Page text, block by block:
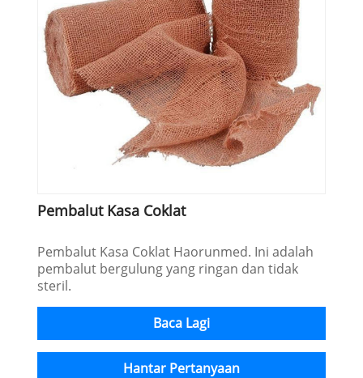
Pembalut Kasa Coklat
Pembalut Kasa Coklat Haorunmed. Ini adalah
pembalut bergulung yang ringan dan tidak
steril.
Baca Lagi
Hantar Pertanyaan